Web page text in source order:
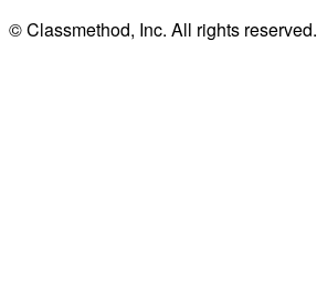
© Classmethod, Inc. All rights reserved.